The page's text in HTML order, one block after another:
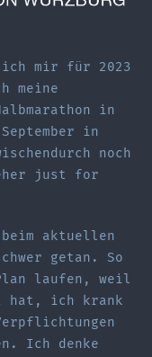
mir für 2023
meine
in
in
noch
eher just for
aktuellen
getan. So
laufen, weil
hat, ich krank
Ich denke